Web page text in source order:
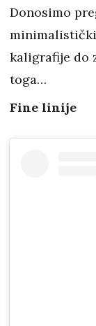
Donosimo
kaligrafije do
toga…
Fine linije